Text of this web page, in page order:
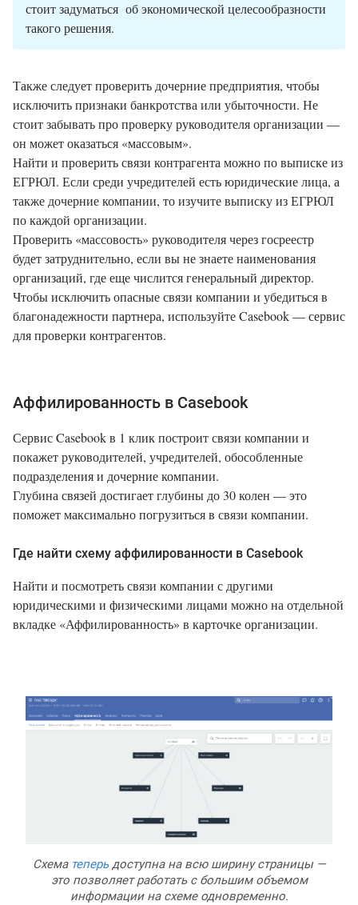
стоит задуматься об экономической целесообразности
такого решения.
Также следует проверить дочерние предприятия, чтобы
исключить признаки банкротства или убыточности. Не
стоит забывать про проверку руководителя организации —
он может оказаться «массовым».
Найти и проверить связи контрагента можно по выписке из
ЕГРЮЛ. Если среди учредителей есть юридические лица, а
также дочерние компании, то изучите выписку из ЕГРЮЛ
по каждой организации.
Проверить «массовость» руководителя через госреестр
будет затруднительно, если вы не знаете наименования
организаций, где еще числится генеральный директор.
Чтобы исключить опасные связи компании и убедиться в
благонадежности партнера, используйте Casebook — сервис
для проверки контрагентов.
Аффилированность в Casebook
Сервис Casebook в 1 клик построит связи компании и
покажет руководителей, учредителей, обособленные
подразделения и дочерние компании.
Глубина связей достигает глубины до 30 колен — это
поможет максимально погрузиться в связи компании.
Где найти схему аффилированности в Casebook
Найти и посмотреть связи компании с другими
юридическими и физическими лицами можно на отдельной
вкладке «Аффилированность» в карточке организации.
Схема теперьдоступна на всю ширину страницы —
это позволяет работать с большим объемом
информации на схеме одновременно.